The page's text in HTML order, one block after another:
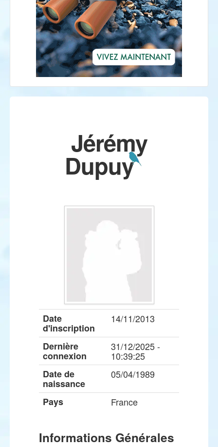
Jérémy
Dupuy
Date
d'inscription
14/11/2013
Dernière
connexion
31/12/2025 -
10:39:25
Date de
naissance
05/04/1989
Pays France
Informations Générales